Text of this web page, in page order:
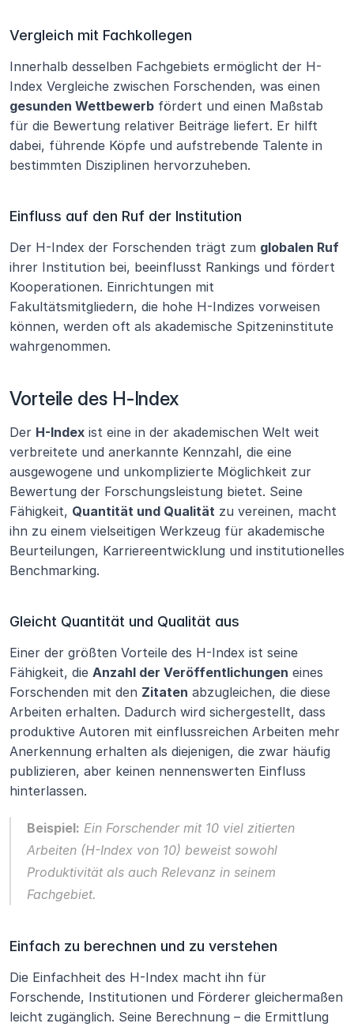
Vergleich mit Fachkollegen
Innerhalb desselben Fachgebiets ermöglicht der H-
gesunden Wettbewerb fördert und einen Maßstab
für die Bewertung relativer Beiträge liefert. Er hilft
dabei, führende Köpfe und aufstrebende Talente in
bestimmten Disziplinen hervorzuheben.
Einfluss auf den Ruf der Institution
Der H-Index der Forschenden trägt zum globalen Ruf
ihrer Institution bei, beeinflusst Rankings und fördert
Kooperationen. Einrichtungen mit
Fakultätsmitgliedern, die hohe H-Indizes vorweisen
können, werden oft als akademische Spitzeninstitute
wahrgenommen.
Vorteile des H-Index
Der H-Index ist eine in der akademischen Welt weit
verbreitete und anerkannte Kennzahl, die eine
ausgewogene und unkomplizierte Möglichkeit zur
Bewertung der Forschungsleistung bietet. Seine
Fähigkeit, Quantität und Qualität zu vereinen, macht
ihn zu einem vielseitigen Werkzeug für akademische
Beurteilungen, Karriereentwicklung und institutionelles
Benchmarking.
Gleicht Quantität und Qualität aus
Einer der größten Vorteile des H-Index ist seine
Fähigkeit, die Anzahl der Veröffentlichungen eines
Forschenden mit den Zitaten abzugleichen, die diese
Arbeiten erhalten. Dadurch wird sichergestellt, dass
produktive Autoren mit einflussreichen Arbeiten mehr
Anerkennung erhalten als diejenigen, die zwar häufig
publizieren, aber keinen nennenswerten Einfluss
hinterlassen.
Beispiel: Ein Forschender mit 10 viel zitierten
Arbeiten (H-Index von 10) beweist sowohl
Produktivität als auch Relevanz in seinem
Fachgebiet.
Einfach zu berechnen und zu verstehen
Die Einfachheit des H-Index macht ihn für
Forschende, Institutionen und Förderer gleichermaßen
leicht zugänglich. Seine Berechnung – die Ermittlung